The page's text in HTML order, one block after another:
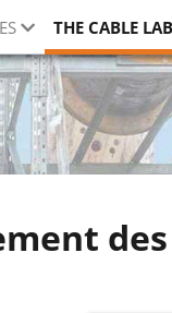
THE CABLE LAB
des